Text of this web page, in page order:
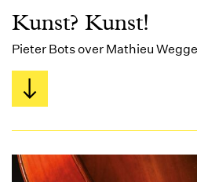
Kunst? Kunst!
Pieter Bots over Mathieu